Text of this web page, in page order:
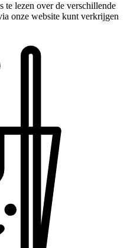
te lezen over de verschillende
onze website kunt verkrijgen